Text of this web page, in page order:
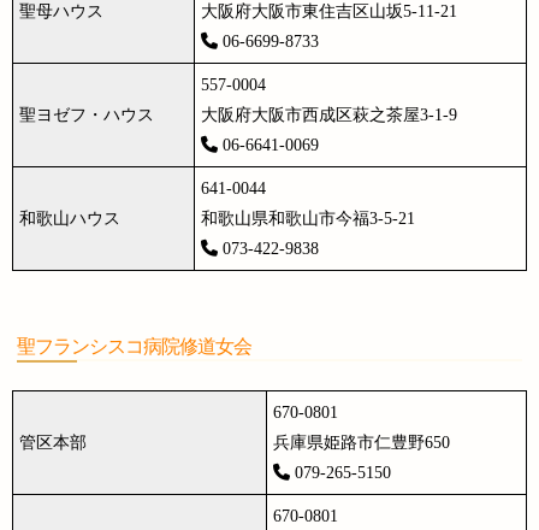
聖母ハウス
大阪府大阪市東住吉区山坂5-11-21
06-6699-8733
聖ヨゼフ・ハウス
557-0004
大阪府大阪市西成区萩之茶屋3-1-9
06-6641-0069
和歌山ハウス
641-0044
和歌山県和歌山市今福3-5-21
073-422-9838
聖フランシスコ病院修道女会
管区本部
670-0801
兵庫県姫路市仁豊野650
079-265-5150
670-0801